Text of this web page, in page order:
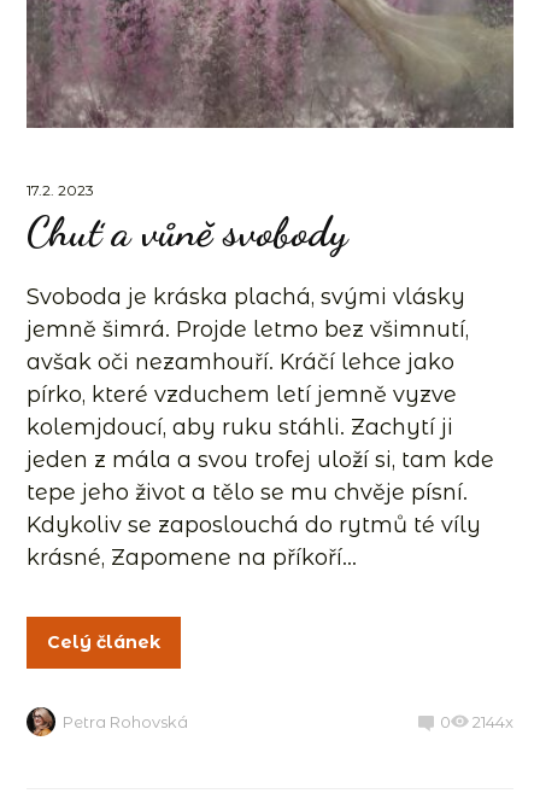
17.2. 2023
Chuť a vůně svobody
Svoboda je kráska plachá, svými vlásky
jemně šimrá. Projde letmo bez všimnutí,
avšak oči nezamhouří. Kráčí lehce jako
pírko, které vzduchem letí jemně vyzve
kolemjdoucí, aby ruku stáhli. Zachytí ji
jeden z mála a svou trofej uloží si, tam kde
tepe jeho život a tělo se mu chvěje písní.
Kdykoliv se zaposlouchá do rytmů té víly
krásné, Zapomene na příkoří...
Celý článek
Petra Rohovská 0 2144x